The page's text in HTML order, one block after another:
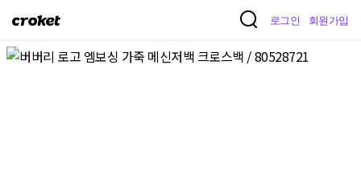
크
켓
로그인 회원가입